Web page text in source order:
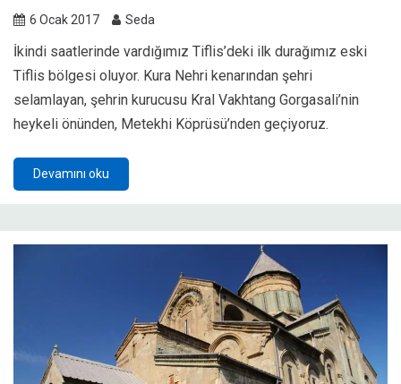
6 Ocak 2017 Seda
İkindi saatlerinde vardığımız Tiflis’deki ilk durağımız eski
Tiflis bölgesi oluyor. Kura Nehri kenarından şehri
selamlayan, şehrin kurucusu Kral Vakhtang Gorgasali’nin
heykeli önünden, Metekhi Köprüsü’nden geçiyoruz.
Devamını oku